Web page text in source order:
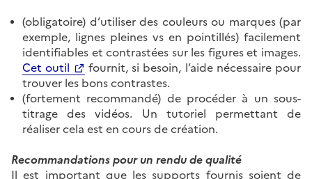
(obligatoire) d’utiliser des couleurs ou marques (par
exemple, lignes pleines vs en pointillés) facilement
identifiables et contrastées sur les figures et images.
Cet outil
fournit, si besoin, l’aide nécessaire pour
trouver les bons contrastes.
(fortement recommandé) de procéder à un sous-
titrage des vidéos. Un tutoriel permettant de
réaliser cela est en cours de création.
Recommandations pour un rendu de qualité
Il est important que les supports fournis soient de